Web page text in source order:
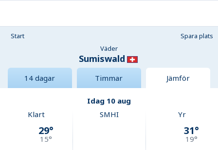
Start
Spara plats
Väder
Sumiswald
14 dagar Timmar Jämför
Idag 10 aug
Klart
29°
15°
SMHI Yr
31°
19°